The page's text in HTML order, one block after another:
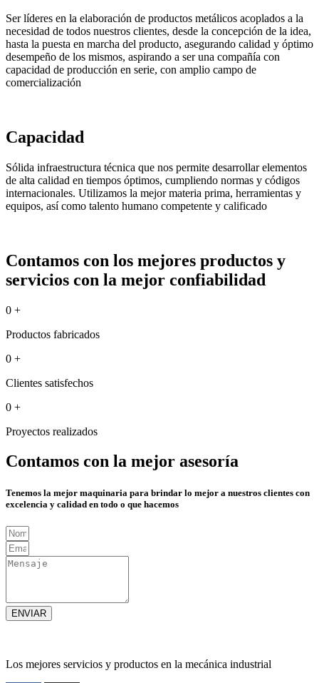
Ser líderes en la elaboración de productos metálicos acoplados a la
necesidad de todos nuestros clientes, desde la concepción de la idea,
hasta la puesta en marcha del producto, asegurando calidad y óptimo
desempeño de los mismos, aspirando a ser una compañía con
capacidad de producción en serie, con amplio campo de
comercialización
Capacidad
Sólida infraestructura técnica que nos permite desarrollar elementos
de alta calidad en tiempos óptimos, cumpliendo normas y códigos
internacionales. Utilizamos la mejor materia prima, herramientas y
equipos, así como talento humano competente y calificado
Contamos con los mejores productos y
servicios con la mejor confiabilidad
0 +
Productos fabricados
0 +
Clientes satisfechos
0 +
Proyectos realizados
Contamos con la mejor asesoría
Tenemos la mejor maquinaria para brindar lo mejor a nuestros clientes con
excelencia y calidad en todo o que hacemos
ENVIAR
Los mejores servicios y productos en la mecánica industrial